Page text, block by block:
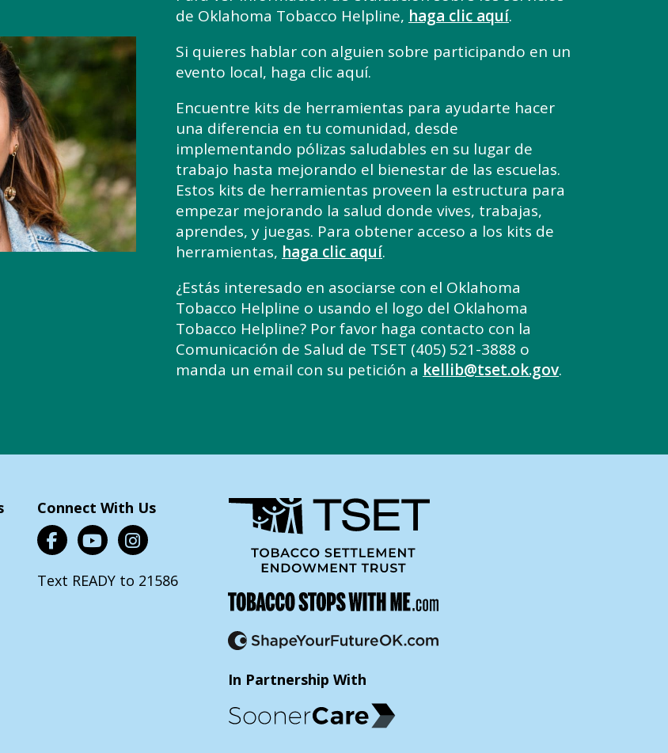
de Oklahoma Tobacco Helpline, haga clic aquí.
Si quieres hablar con alguien sobre participando en un
evento local, haga clic aquí.
Encuentre kits de herramientas para ayudarte hacer
una diferencia en tu comunidad, desde
implementando pólizas saludables en su lugar de
trabajo hasta mejorando el bienestar de las escuelas.
Estos kits de herramientas proveen la estructura para
empezar mejorando la salud donde vives, trabajas,
aprendes, y juegas. Para obtener acceso a los kits de
herramientas, haga clic aquí.
¿Estás interesado en asociarse con el Oklahoma
Tobacco Helpline o usando el logo del Oklahoma
Tobacco Helpline? Por favor haga contacto con la
Comunicación de Salud de TSET (405) 521-3888 o
manda un email con su petición a kellib@tset.ok.gov.
Connect With Us
Text READY to 21586
In Partnership With